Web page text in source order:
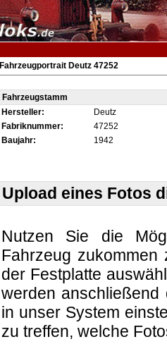
Fahrzeugportrait Deutz 47252
Fahrzeugstamm
Hersteller:
Deutz
Fabriknummer:
47252
Baujahr:
1942
Upload eines Fotos
Nutzen Sie die
Fahrzeug
der Festplatte
werden anschließend
in unser System
zu treffen, welche